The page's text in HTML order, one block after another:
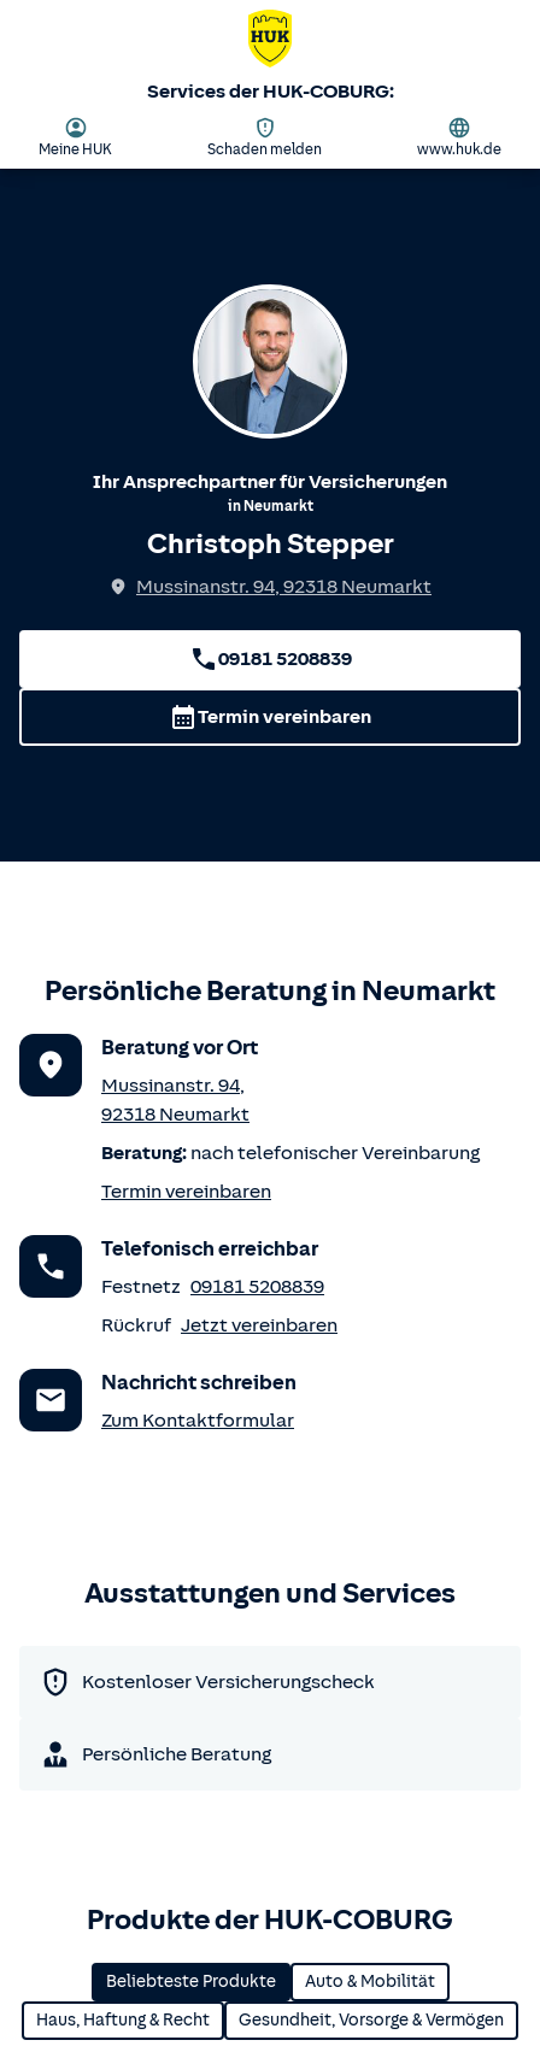
Services der HUK-COBURG:
Meine HUK Schaden melden www.huk.de
Ihr Ansprechpartner für Versicherungen
in Neumarkt
Christoph Stepper
Mussinanstr. 94, 92318 Neumarkt
09181 5208839
Termin vereinbaren
Persönliche Beratung in Neumarkt
Beratung vor Ort
Mussinanstr. 94,
92318 Neumarkt
Beratung: nach telefonischer Vereinbarung
Termin vereinbaren
Telefonisch erreichbar
Festnetz 09181 5208839
Rückruf Jetzt vereinbaren
Nachricht schreiben
Zum Kontaktformular
Ausstattungen und Services
Kostenloser Versicherungscheck
Persönliche Beratung
Produkte der HUK-COBURG
Beliebteste Produkte Auto & Mobilität
Haus, Haftung & Recht Gesundheit, Vorsorge & Vermögen